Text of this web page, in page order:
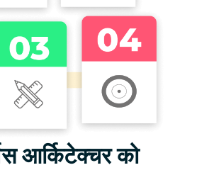
आर्किटेक्चर को